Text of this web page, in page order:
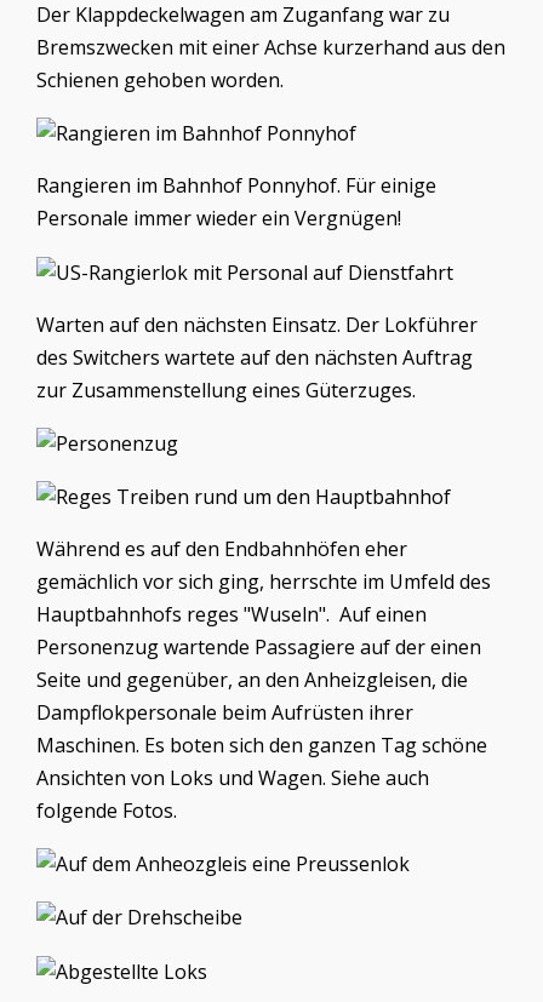
Der Klappdeckelwagen am Zuganfang war zu
Bremszwecken mit einer Achse kurzerhand aus den
Schienen gehoben worden.
Rangieren im Bahnhof Ponnyhof. Für einige
Personale immer wieder ein Vergnügen!
Warten auf den nächsten Einsatz. Der Lokführer
des Switchers wartete auf den nächsten Auftrag
zur Zusammenstellung eines Güterzuges.
Während es auf den Endbahnhöfen eher
gemächlich vor sich ging, herrschte im Umfeld des
Hauptbahnhofs reges "Wuseln". Auf einen
Personenzug wartende Passagiere auf der einen
Seite und gegenüber, an den Anheizgleisen, die
Dampflokpersonale beim Aufrüsten ihrer
Maschinen. Es boten sich den ganzen Tag schöne
Ansichten von Loks und Wagen. Siehe auch
folgende Fotos.